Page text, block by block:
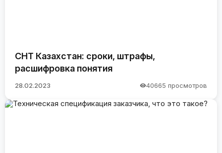
СНТ Казахстан: сроки, штрафы,
расшифровка понятия
28.02.2023 40665 просмотров